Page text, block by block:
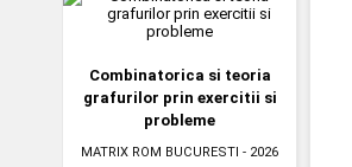
Combinatorica si teoria
grafurilor prin exercitii si
probleme
MATRIX ROM BUCURESTI - 2026